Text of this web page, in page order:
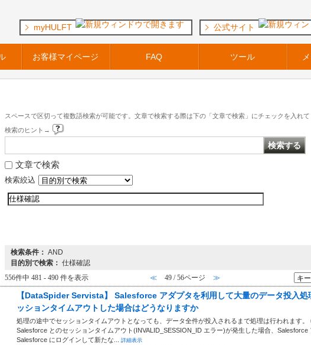
お客様マイページ FAQ ツール
myHULFT 公式サイト
スペースで区切って複数語検索が可能です。文章で検索する際は下の「文章で検索」にチェックを入れて
検索のヒント→
文章で検索
検索絞込
検索条件： AND
目的別で検索： 仕様確認
556件中 481 - 490 件を表示
≪ 49 / 56ページ ≫
【DataSpider Servista】 Salesforce アダプタを利用して大量のデータ投入処
ッションタイムアウトした場合はどうなりますか
処理の途中でセッションタイムアウトとなっても、データ全件が投入されるまで処理は行われます。
Salesforce とのセッションタイムアウト(INVALID_SESSION_ID エラー)が発生した場合、Salesforce
Salesforce にログインして新たな...
詳細表示